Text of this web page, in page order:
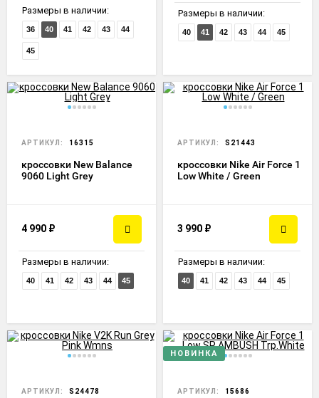
Размеры в наличии:
36 40 41 42 43 44
45
Размеры в наличии:
40 41 42 43 44 45
АРТИКУЛ: 16315
кроссовки New Balance
9060 Light Grey
4 990 ₽
Размеры в наличии:
40 41 42 43 44 45
АРТИКУЛ: S21443
кроссовки Nike Air Force 1
Low White / Green
3 990 ₽
Размеры в наличии:
40 41 42 43 44 45
АРТИКУЛ: S24478
НОВИНКА
АРТИКУЛ: 15686